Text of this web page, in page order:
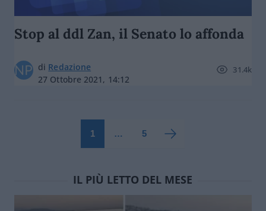
Stop al ddl Zan, il Senato lo affonda
di Redazione
27 Ottobre 2021, 14:12
31.4k
1 … 5
IL PIÙ LETTO DEL MESE